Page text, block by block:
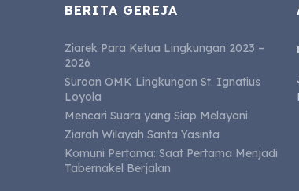
BERITA GEREJA
Ziarek Para Ketua Lingkungan 2023 –
2026
Suroan OMK Lingkungan St. Ignatius
Loyola
Mencari Suara yang Siap Melayani
Ziarah Wilayah Santa Yasinta
Komuni Pertama: Saat Pertama Menjadi
Tabernakel Berjalan